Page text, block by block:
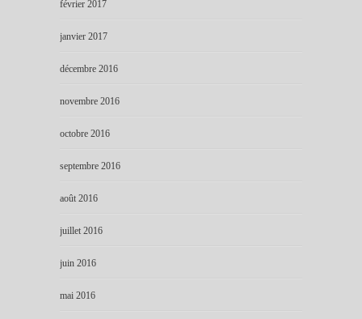
février 2017
janvier 2017
décembre 2016
novembre 2016
octobre 2016
septembre 2016
août 2016
juillet 2016
juin 2016
mai 2016